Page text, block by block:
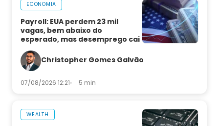
ECONOMIA
Payroll: EUA perdem 23 mil
vagas, bem abaixo do
esperado, mas desemprego cai
Christopher Gomes Galvão
07/08/2026 12:21 5 min
WEALTH